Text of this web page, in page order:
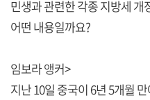
민생과 관련한 각종 지방세 개
어떤 내용일까요?
임보라 앵커>
지난 10일 중국이 6년 5개월